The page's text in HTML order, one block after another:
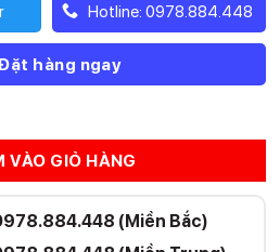
Hotline: 0978.884.448
hàng ngay
lượng
VÀO GIỎ HÀNG
(Miền Bắc)